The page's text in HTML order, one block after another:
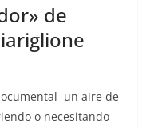
de
un aire de
o necesitando